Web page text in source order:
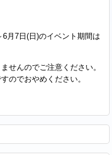
月7日(日)のイベント期間は
せんのでご注意ください。
のでおやめください。